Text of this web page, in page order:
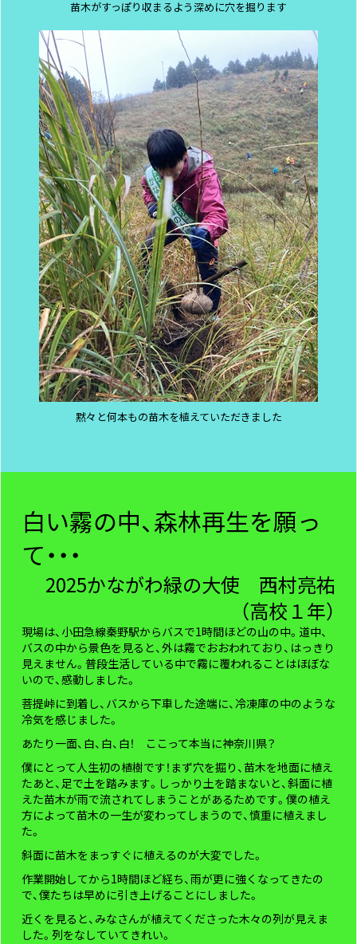
苗木がすっぽり収まるよう深めに穴を掘ります
黙々と何本もの苗木を植えていただきました
白い霧の中、森林再生を願っ
て・・・
2025かながわ緑の大使 西村亮祐
（高校１年）
現場は、小田急線秦野駅からバスで1時間ほどの山の中。道中、
バスの中から景色を見ると、外は霧でおおわれており、はっきり
見えません。普段生活している中で霧に覆われることはほぼな
いので、感動しました。
菩提峠に到着し、バスから下車した途端に、冷凍庫の中のような
冷気を感じました。
あたり一面、白、白、白！ ここって本当に神奈川県？
僕にとって人生初の植樹です！まず穴を掘り、苗木を地面に植え
たあと、足で土を踏みます。しっかり土を踏まないと、斜面に植
えた苗木が雨で流されてしまうことがあるためです。僕の植え
方によって苗木の一生が変わってしまうので、慎重に植えまし
た。
斜面に苗木をまっすぐに植えるのが大変でした。
作業開始してから1時間ほど経ち、雨が更に強くなってきたの
で、僕たちは早めに引き上げることにしました。
近くを見ると、みなさんが植えてくださった木々の列が見えま
した。列をなしていてきれい。